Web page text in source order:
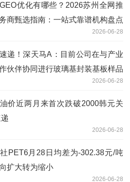
优化有哪些？2026苏州全网推
商甄选指南：一站式靠谱机构盘点
2026-06-28
递！深天马A：目前公司在与产业
伙伴协同进行玻璃基封装基板样品
2026-06-28
价近两月来首次跌破2000韩元关
2026-06-28
PET6月28日均差为-302.38元/吨
扩大转为缩小
2026-06-28